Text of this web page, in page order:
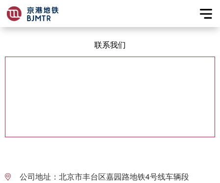
联系我们
公司地址：北京市丰台区嘉园路地铁4号线车辆段